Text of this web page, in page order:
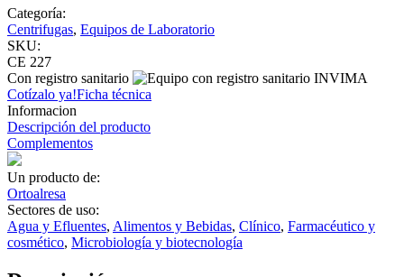
Categoría:
Centrifugas, Equipos de Laboratorio
SKU:
CE 227
Con registro sanitario
Cotízalo ya!Ficha técnica
Informacion
Descripción del producto
Complementos
Un producto de:
Ortoalresa
Sectores de uso:
Agua y Efluentes, Alimentos y Bebidas, Clínico, Farmacéutico y
cosmético, Microbiología y biotecnología